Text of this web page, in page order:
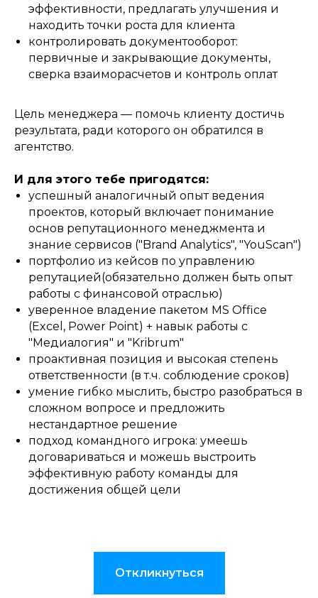
эффективности, предлагать улучшения и
находить точки роста для клиента
контролировать документооборот:
первичные и закрывающие документы,
сверка взаиморасчетов и контроль оплат
Цель менеджера — помочь клиенту достичь
результата, ради которого он обратился в
агентство.
И для этого тебе пригодятся:
успешный аналогичный опыт ведения
проектов, который включает понимание
основ репутационного менеджмента и
знание сервисов ("Brand Analytics", "YouScan")
портфолио из кейсов по управлению
репутацией(обязательно должен быть опыт
работы с финансовой отраслью)
уверенное владение пакетом MS Office
(Excel, Power Point) + навык работы с
"Медиалогия" и "Kribrum"
проактивная позиция и высокая степень
ответственности (в т.ч. соблюдение сроков)
умение гибко мыслить, быстро разобраться в
сложном вопросе и предложить
нестандартное решение
подход командного игрока: умеешь
договариваться и можешь выстроить
эффективную работу команды для
достижения общей цели
Откликнуться